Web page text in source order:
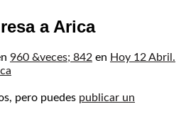
a Arica
960 &veces; 842 en Hoy 12 Abril.
pero puedes publicar un